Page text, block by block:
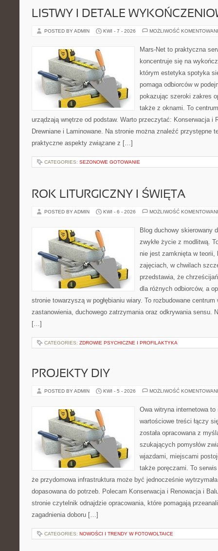
LISTWY I DETALE
POSTED BY ADMIN KWI - 7 - 2026 MOŻLIWOŚĆ
Mars-Net to praktyczna
koncentruje się na
którym estetyka spotyka
pomaga odbiorców w
pokazując szeroki zakres
także z oknami. To
urządzają wnętrze od podstaw. Warto przeczytać: Konserwacja i
Drewniane i Laminowane. Na stronie można znaleźć przystępne
praktyczne aspekty związane z […]
CATEGORIES: SEZONOWE GOTOWANIE
ROK LITURGICZNY I ŚWIĘTA
POSTED BY ADMIN KWI - 6 - 2026 MOŻLIWOŚĆ
Blog duchowy skierowany
zwykłe życie z modlitwą.
nie jest zamknięta w teorii,
zajęciach, w chwilach
przedstawia, że
dla różnych odbiorców, a
stronie towarzyszą w pogłębianiu wiary. To rozbudowane
zastanowienia, duchowego zatrzymania oraz odkrywania sensu.
[…]
CATEGORIES: ZDROWIE PSYCHICZNE I PROFILAKTYKA
PROJEKTY DIY
POSTED BY ADMIN KWI - 5 - 2026 MOŻLIWOŚĆ
Owa witryna internetowa
wartościowe treści łączy
została opracowana z
szukających pomysłów
wjazdami, miejscami
także poręczami. To
że przydomowa infrastruktura może być jednocześnie
dopasowana do potrzeb. Polecam Konserwacja i Renowacja i
stronie czytelnik odnajdzie opracowania, które pomagają
zagadnienia doboru […]
CATEGORIES: NOWOŚCI I TRENDY W FOTOWOLTAICE